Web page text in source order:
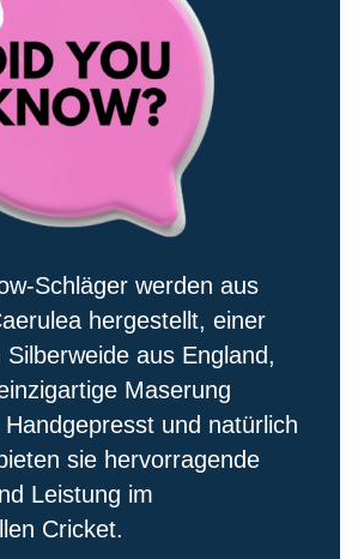
Schläger werden aus
hergestellt, einer
Silberweide aus England,
Maserung
und natürlich
sie hervorragende
Leistung im
Cricket.